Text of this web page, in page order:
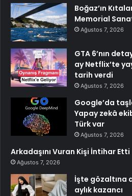
Boğaz’ın
Memorial
Ağustos 7, 2026
GTA 6’nın
ay Netflix’te
tarih verdi
Ağustos 7, 2026
Google’da
Yapay zekâ
Türk var
Ağustos 7, 2026
Arkadaşını Vuran Kişi İntihar Etti
Ağustos 7, 2026
İşte gözaltına
aylık kazancı